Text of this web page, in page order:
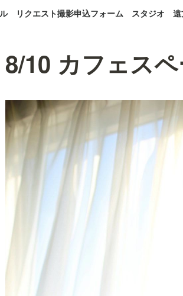
リクエスト撮影申込フォーム スタジオ
8/10 カフェス